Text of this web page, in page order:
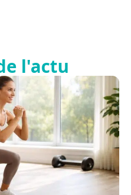
l'actu